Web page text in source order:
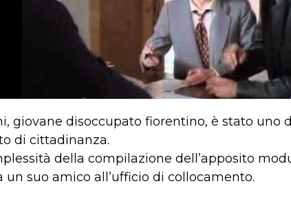
giovane disoccupato fiorentino, è stato uno
di cittadinanza.
della compilazione dell’apposito
suo amico all’ufficio di collocamento.